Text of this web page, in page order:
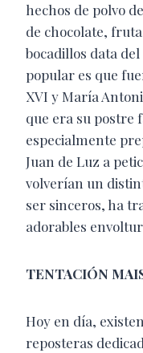
hechos de polvo
de chocolate,
bocadillos data
popular es que
XVI y María
que era su postre
especialmente
Juan de Luz a
volverían un
ser sinceros, ha
adorables
TENTACIÓN
Hoy en día,
reposteras